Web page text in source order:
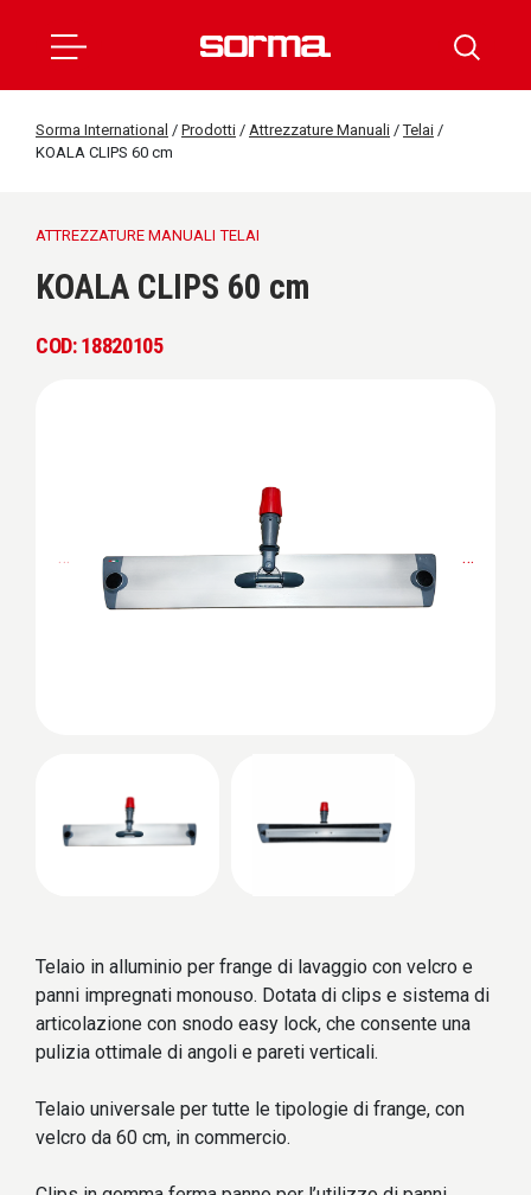
Sorma International / Prodotti / Attrezzature Manuali /Telai /
KOALA CLIPS 60 cm
ATTREZZATURE MANUALI TELAI
KOALA CLIPS 60 cm
COD: 18820105
…
…
Telaio in alluminio per frange di lavaggio con velcro e
panni impregnati monouso. Dotata di clips e sistema di
articolazione con snodo easy lock, che consente una
pulizia ottimale di angoli e pareti verticali.
Telaio universale per tutte le tipologie di frange, con
velcro da 60 cm, in commercio.